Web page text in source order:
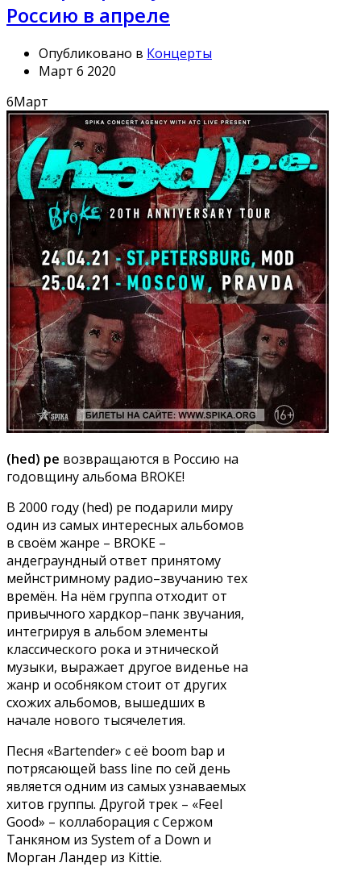
Россию в апреле
Опубликовано в Концерты
Март 6 2020
6Март
(hed) pe возвращаются в Россию на
годовщину альбома BROKE!
В 2000 году (hed) pe подарили миру
один из самых интересных альбомов
в своём жанре – BROKE –
андеграундный ответ принятому
мейнстримному радио–звучанию тех
времён. На нём группа отходит от
привычного хардкор–панк звучания,
интегрируя в альбом элементы
классического рока и этнической
музыки, выражает другое виденье на
жанр и особняком стоит от других
схожих альбомов, вышедших в
начале нового тысячелетия.
Песня «Bartender» с её boom bap и
потрясающей bass line по сей день
является одним из самых узнаваемых
хитов группы. Другой трек – «Feel
Good» – коллаборация с Сержом
Танкяном из System of a Down и
Морган Ландер из Kittie.